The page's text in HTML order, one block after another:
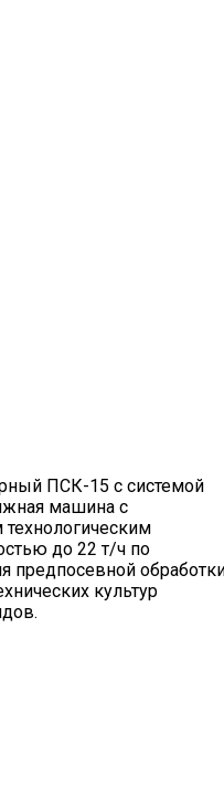
ПСК-15 с системой
машина с
до 22 т/ч по
предпосевной
культур